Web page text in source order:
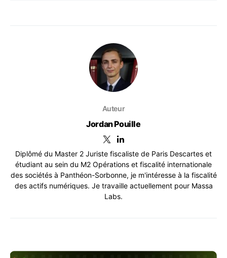
Auteur
Jordan Pouille
Diplômé du Master 2 Juriste fiscaliste de Paris Descartes et
étudiant au sein du M2 Opérations et fiscalité internationale
des sociétés à Panthéon-Sorbonne, je m'intéresse à la fiscalité
des actifs numériques. Je travaille actuellement pour Massa
Labs.